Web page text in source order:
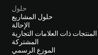
حلول
حلول المشاريع
الإحالة
المنتجات ذات العلامات التجارية
المشتركة
الموزع الرسمي